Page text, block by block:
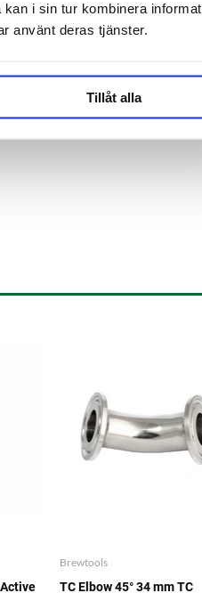
i sin tur kombinera
använt deras tjänster.
Tillåt alla
Brewtools
TC Elbow 45° 34 mm TC